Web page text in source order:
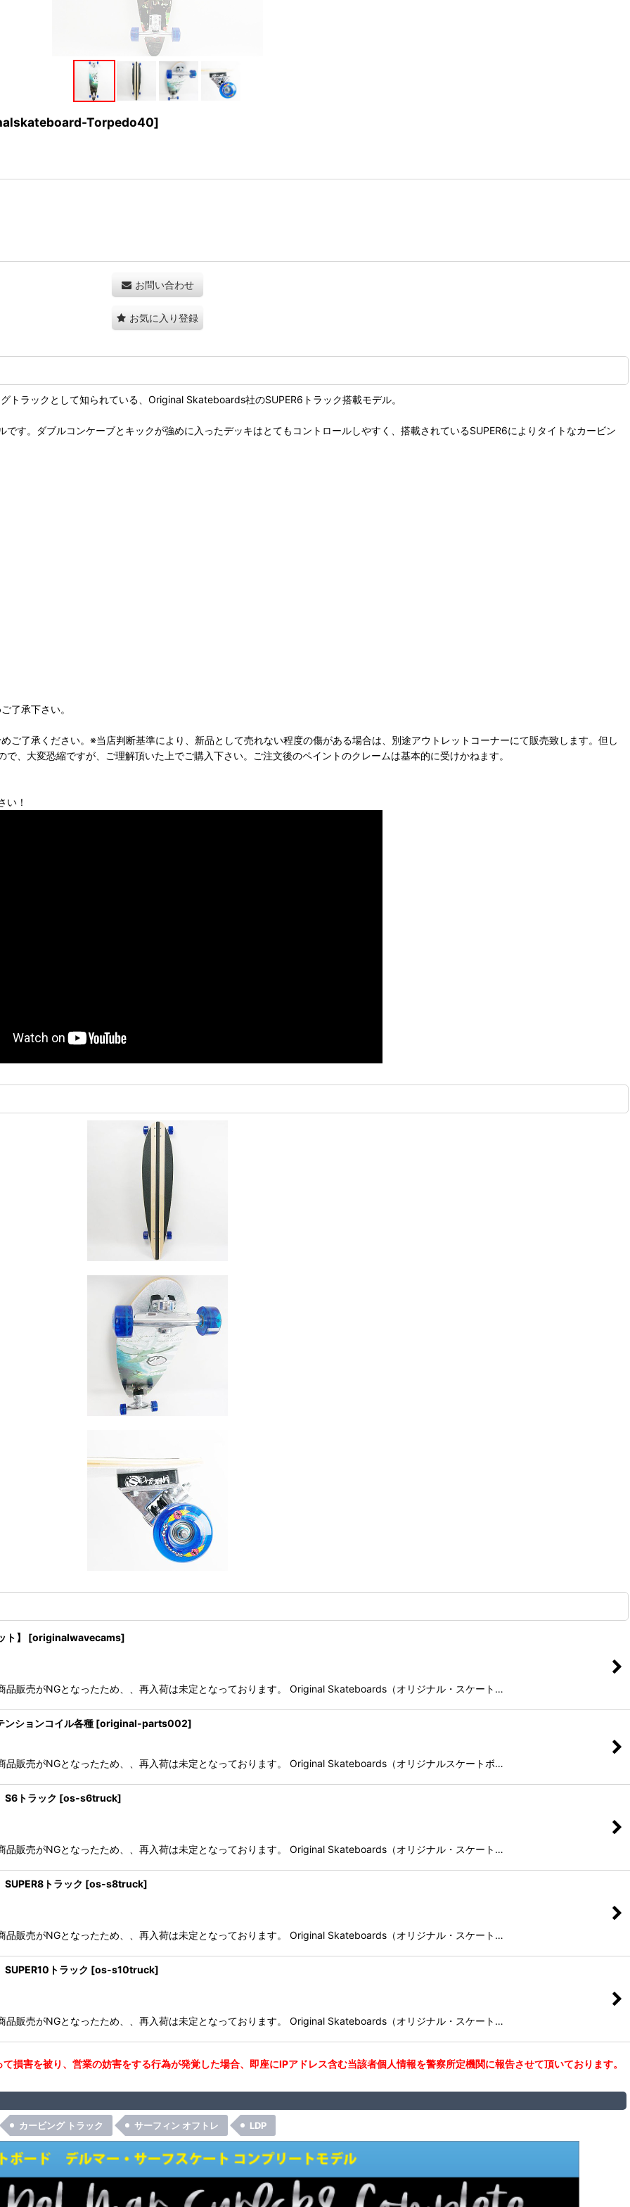
Torpedo40]
お問い合わせ
お気に入り登録
ラックとして知られている、Original Skateboards社のSUPER6トラック搭載モデル。
す。ダブルコンケーブとキックが強めに入ったデッキはとてもコントロールしやすく、搭載されているSUPER6によりタイトなカービン
了承下さい。
ご了承ください。※当店判断基準により、新品として売れない程度の傷がある場合は、別途アウトレットコーナーにて販売致します。但し
、大変恐縮ですが、ご理解頂いた上でご購入下さい。ご注文後のペイントのクレームは基本的に受けかねます。
い！
】 [originalwavecams]
販売がNGとなったため、、再入荷は未定となっております。 Original Skateboards（オリジナル・スケート…
ションコイル各種 [original-parts002]
販売がNGとなったため、、再入荷は未定となっております。 Original Skateboards（オリジナルスケートボ…
トラック [os-s6truck]
販売がNGとなったため、、再入荷は未定となっております。 Original Skateboards（オリジナル・スケート…
トラック [os-s8truck]
販売がNGとなったため、、再入荷は未定となっております。 Original Skateboards（オリジナル・スケート…
トラック [os-s10truck]
販売がNGとなったため、、再入荷は未定となっております。 Original Skateboards（オリジナル・スケート…
損害を被り、営業の妨害をする行為が発覚した場合、即座にIPアドレス含む当該者個人情報を警察所定機関に報告させて頂いております。
カービング トラック サーフィン オフトレ LDP